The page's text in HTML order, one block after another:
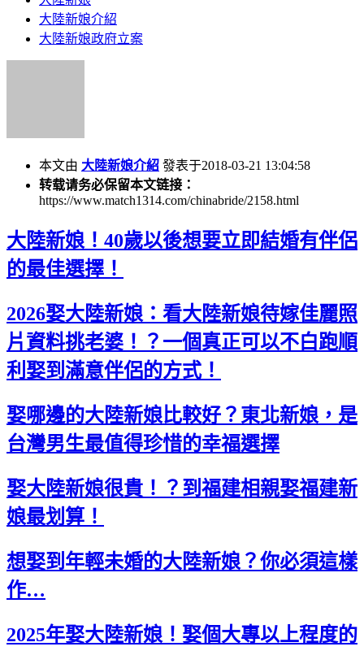
大陸新娘介紹
大陸新娘政府立案
本文由 大陸新娘介紹 發表于2018-03-21 13:04:58
转载请务必保留本文链接：
https://www.match1314.com/chinabride/2158.html
大陸新娘！40歲以後想要立即結婚有伴侶
的最佳選擇！
2026娶大陸新娘：看大陸新娘待嫁佳麗照
片資料挑老婆！？一個真正可以不白跑順
利娶到滿意伴侶的方式！
娶哪邊的大陸新娘比較好？東北新娘，是
台灣男生最值得珍惜的幸福選擇
娶大陸新娘很貴！？到福建相親娶福建新
娘最划算！
想娶到年輕未婚的大陸新娘？你必須這樣
作…
2025年娶大陸新娘！娶個大專以上程度的